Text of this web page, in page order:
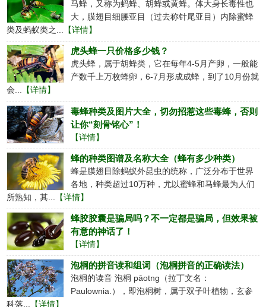
马蜂，又称为蚂蜂、胡蜂或黄蜂。体大身长毒性也
大，膜翅目细腰亚目（过去称针尾亚目）内除蜜蜂
类及蚂蚁类之... 【详情】
虎头蜂一只价格多少钱？
虎头蜂，属于胡蜂类，它在每年4-5月产卵，一般能
产数千上万枚蜂卵，6-7月形成成蜂，到了10月份就
会... 【详情】
毒蜂种类及图片大全，切勿招惹这些毒蜂，否则
让你“刻骨铭心”！
【详情】
蜂的种类图谱及名称大全（蜂有多少种类）
蜂是膜翅目除蚂蚁外昆虫的统称，广泛分布于世界
各地，种类超过10万种，尤以蜜蜂和马蜂最为人们
所熟知，其...
【详情】
蜂胶胶囊是骗局吗？不一定都是骗局，但效果被
有意的神话了！
【详情】
泡桐的拼音读和组词（泡桐拼音的正确读法）
泡桐的读音 泡桐 pāotng（拉丁文名：
Paulownia.），即泡桐树，属于双子叶植物，玄参
科落... 【详情】